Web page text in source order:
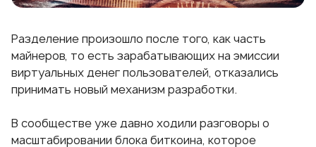
Разделение произошло после того, как часть
майнеров, то есть зарабатывающих на эмиссии
виртуальных денег пользователей, отказались
принимать новый механизм разработки.
В сообществе уже давно ходили разговоры о
масштабировании блока биткоина, которое